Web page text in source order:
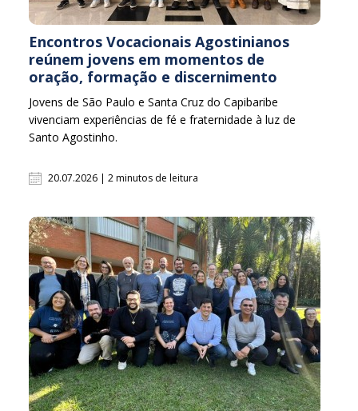
Encontros Vocacionais Agostinianos
reúnem jovens em momentos de
oração, formação e discernimento
Jovens de São Paulo e Santa Cruz do Capibaribe
vivenciam experiências de fé e fraternidade à luz de
Santo Agostinho.
20.07.2026 | 2 minutos de leitura